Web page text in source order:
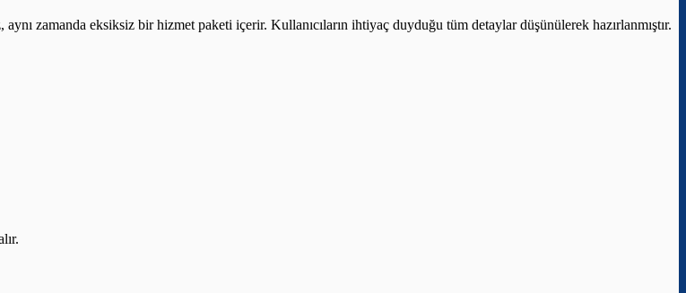
zamanda eksiksiz bir hizmet paketi içerir. Kullanıcıların ihtiyaç duyduğu tüm detaylar düşünülerek hazırlanmıştır.